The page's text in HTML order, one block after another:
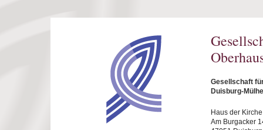
Gesellschaft
Duisburg-
Haus der Kirche
Am Burgacker